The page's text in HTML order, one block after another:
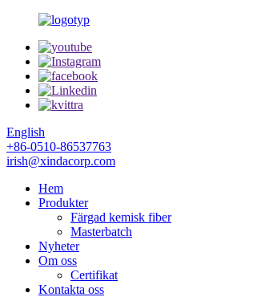
English
+86-0510-86537763
irish@xindacorp.com
Hem
Produkter
Färgad kemisk fiber
Masterbatch
Nyheter
Om oss
Certifikat
Kontakta oss